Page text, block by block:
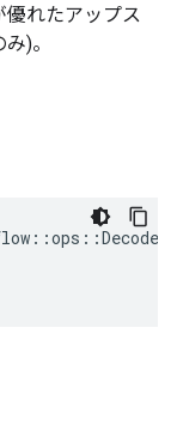
優れたアップス
)。